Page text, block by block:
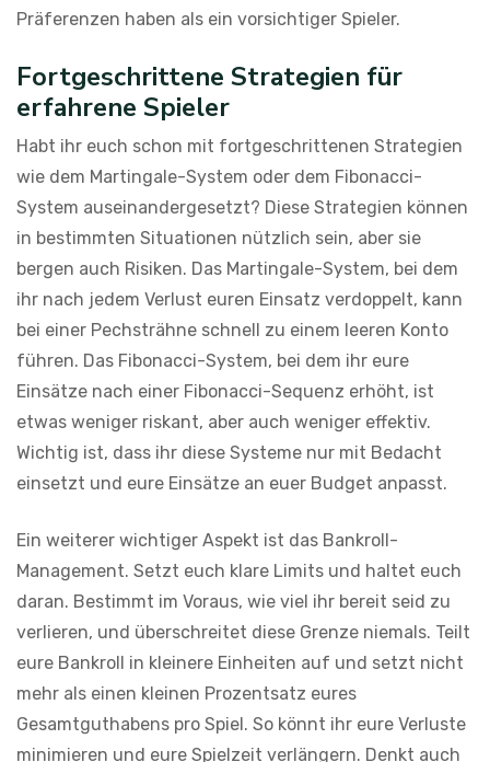
Präferenzen haben als ein vorsichtiger Spieler.
Fortgeschrittene Strategien für
erfahrene Spieler
Habt ihr euch schon mit fortgeschrittenen Strategien
wie dem Martingale-System oder dem Fibonacci-
System auseinandergesetzt? Diese Strategien können
in bestimmten Situationen nützlich sein, aber sie
bergen auch Risiken. Das Martingale-System, bei dem
ihr nach jedem Verlust euren Einsatz verdoppelt, kann
bei einer Pechsträhne schnell zu einem leeren Konto
führen. Das Fibonacci-System, bei dem ihr eure
Einsätze nach einer Fibonacci-Sequenz erhöht, ist
etwas weniger riskant, aber auch weniger effektiv.
Wichtig ist, dass ihr diese Systeme nur mit Bedacht
einsetzt und eure Einsätze an euer Budget anpasst.
Ein weiterer wichtiger Aspekt ist das Bankroll-
Management. Setzt euch klare Limits und haltet euch
daran. Bestimmt im Voraus, wie viel ihr bereit seid zu
verlieren, und überschreitet diese Grenze niemals. Teilt
eure Bankroll in kleinere Einheiten auf und setzt nicht
mehr als einen kleinen Prozentsatz eures
Gesamtguthabens pro Spiel. So könnt ihr eure Verluste
minimieren und eure Spielzeit verlängern. Denkt auch